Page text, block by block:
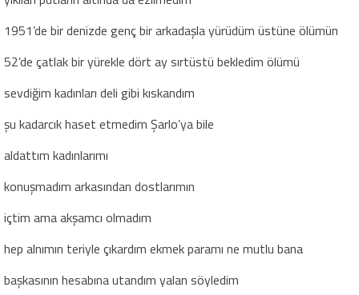
1951’de bir denizde genç bir arkadaşla yürüdüm üstüne ölümün
52’de çatlak bir yürekle dört ay sırtüstü bekledim ölümü
sevdiğim kadınları deli gibi kıskandım
şu kadarcık haset etmedim Şarlo’ya bile
aldattım kadınlarımı
konuşmadım arkasından dostlarımın
içtim ama akşamcı olmadım
hep alnımın teriyle çıkardım ekmek paramı ne mutlu bana
başkasının hesabına utandım yalan söyledim